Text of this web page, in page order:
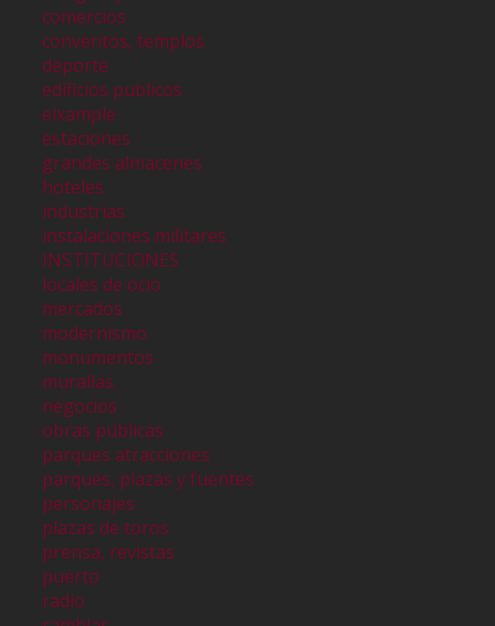
comercios
conventos, templos
deporte
edificios publicos
eixample
estaciones
grandes almacenes
hoteles
industrias
instalaciones militares
INSTITUCIONES
locales de ocio
mercados
modernismo
monumentos
murallas
negocios
obras públicas
parques atracciones
parques, plazas y fuentes
personajes
plazas de toros
prensa, revistas
puerto
radio